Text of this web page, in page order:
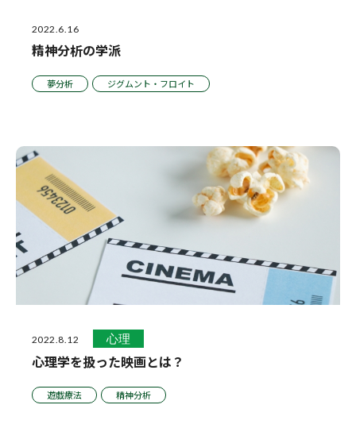
2022.6.16
精神分析の学派
夢分析 ジグムント・フロイト
2022.8.12 心理
心理学を扱った映画とは？
遊戯療法 精神分析